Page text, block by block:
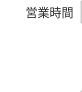
営業時間